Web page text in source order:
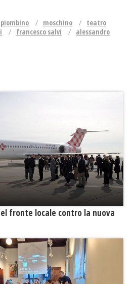
piombino moschino
teatro
francesco salvi
alessandro
fronte locale contro la nuova